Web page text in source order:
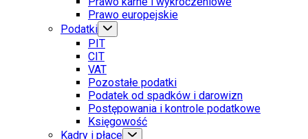
Prawo europejskie
Podatki
PIT
CIT
VAT
Pozostałe podatki
Podatek od spadków i darowizn
Postępowania i kontrole podatkowe
Księgowość
Kadry i płace